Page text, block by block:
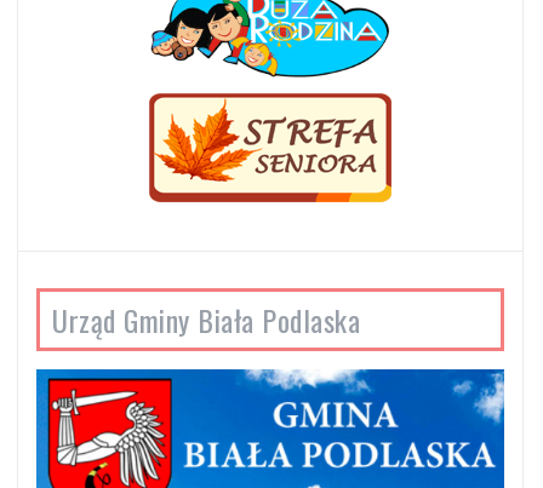
Urząd Gminy Biała Podlaska